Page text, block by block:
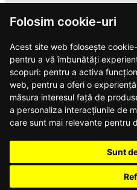
Folosim cookie-uri
Acest site web folosește
pentru a vă îmbunătăți
scopuri: pentru a activa
web, pentru a oferi o
măsura interesul față de
a personaliza interacțiunile de
care sunt mai relevante pentru
Sunt
Conditii service Nikon
Facebook
Conditii de garantie
Contact
Informatii siguranta produse
Modalitati de plata si livrare
Notificari web push
Politica de confidentialitate
Politica de utilizare cookie-uri
Regulament campanie Nikon
Regulament campanie Nikon Z8
Regulament campanie obiective Z
Retur produse (dreptul de retragere)